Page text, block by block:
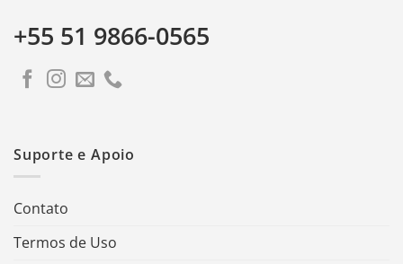
+55 51 9866-0565
Suporte e Apoio
Contato
Termos de Uso